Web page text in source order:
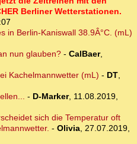
Berliner Wetterstationen.
in Berlin-Kaniswall 38.9Â°C. (mL)
nun glauben?- CalBaer,
Kachelmannwetter (mL) - DT,
- D-Marker, 11.08.2019,
sich die Temperatur oft
- Olivia, 27.07.2019,